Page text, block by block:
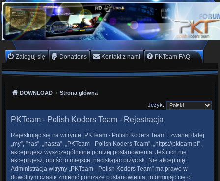
PKTeam - Polish Koders
Team
Hyperion, Enigma, E2, PKT, listy kanałów, oscam
Zaloguj się Donations Kontakt z nami PKTeam FAQ
DOWNLOAD Strona główna
Język:
PKTeam - Polish Koders Team - Rejestracja
Rejestrując się na witrynie „PKTeam - Polish Koders Team”, zwanej dalej
„my”, ”nas”, „nasza”, „PKTeam - Polish Koders Team”, „https://pkteam.pl”,
akceptujesz wyszczególnione poniżej postanowienia. Jeśli ich nie
akceptujesz, opuść to miejsce, naciskając przycisk „Nie akceptuję”.
Administracja witryny „PKTeam - Polish Koders Team” ma prawo w
dowolnym czasie zmienić poniższe postanowienia, informując cię o